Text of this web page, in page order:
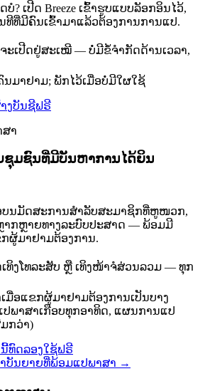
? ເປີດ Breeze ເຂົ້າຮູບແບບລັອກອິນໄວ້,
ທີທີ່ມີຄົນເຂົ້າມາແລ້ວຕ້ອງການການແປ.
ະເປີດຢູ່ສະເໝີ — ບໍ່ມີຂໍ້ຈຳກັດດ້ານເວລາ,
ນມາຢາມ; ພັກໄວ້ເມື່ອບໍ່ມີໃຜໃຊ້
ງບັນຊີຟຣີ
າ
ຊຸມຊົນທີ່ມີບັນຫາການໄດ້ຍິນ
ບນມັດສະການສຳລັບສະມາຊິກທີ່ຫູໜວກ,
ກຫຼາຍທາງລະບົບປະສາດ — ພ້ອມມີ
ຜູ້ມາຢາມຕ້ອງການ.
ທິງໂທລະສັບ ຫຼື ເທິງໜ້າຈໍສ່ວນລວມ — ທຸກ
ມື່ອແຂກຜູ້ມາຢາມຕ້ອງການເປັນບາງ
ປພາສາເກືອບທຸກອາທິດ, ແຜນການແປ
ກວ່າ)
ທົດລອງໃຊ້ຟຣີ
ບັນຍາຍທີ່ພ້ອມແປພາສາ →